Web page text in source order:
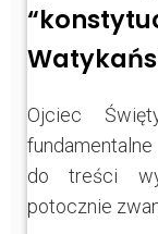
Ojciec
do treści
potocznie